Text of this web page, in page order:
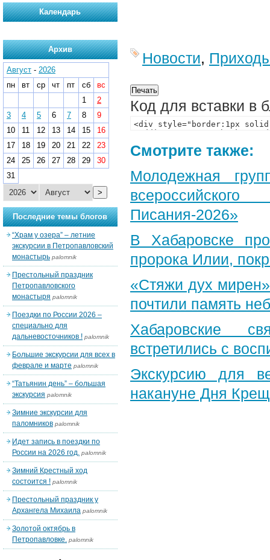
Новости,
Код для вставки в
Смотрите также:
Молодежная
Писания-2026»
В Хабаровске
пророка Илии,
«Стяжи дух
почтили память
Хабаровские
встретились с
Экскурсию для
накануне Дня
Календарь
Архив
Август - 2026
пн
вт ср чт пт сб
вс
1
2
3
4 5 6 7 8
9
10
11 12 13 14 15
16
17
18 19 20 21 22
23
24
25 26 27 28 29
30
31
>
Последние темы блогов
“Храм у озера” – летние
экскурсии в Петропавловский
монастырь palomnik
Престольный праздник
Петропавловского
монастыря palomnik
Поездки по России 2026 –
специально для
дальневосточников ! palomnik
Большие экскурсии для всех в
феврале и марте palomnik
“Татьянин день” – большая
экскурсия palomnik
Зимние экскурсии для
паломников palomnik
Идет запись в поездки по
России на 2026 год. palomnik
Зимний Крестный ход
состоится ! palomnik
Престольный праздник у
Архангела Михаила palomnik
Золотой октябрь в
Петропавловке. palomnik